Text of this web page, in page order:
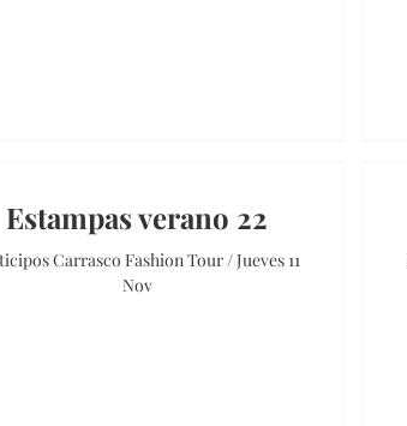
Estampas verano 22
Carrasco Fashion Tour / Jueves 11
Nov